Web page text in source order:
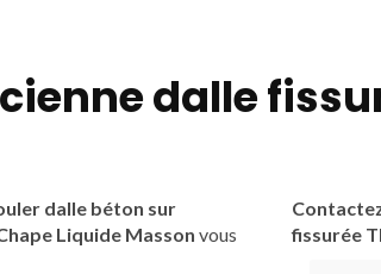
dalle
dalle béton sur
Liquide Masson vous
fissurée